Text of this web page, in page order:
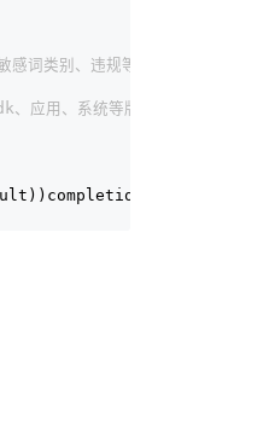
词类别、违规等级
用、系统等版本号、机型，匹配